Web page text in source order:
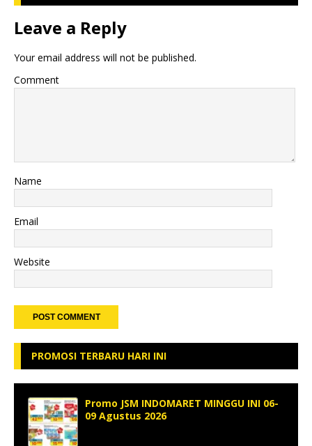
Leave a Reply
Your email address will not be published.
Comment
Name
Email
Website
PROMOSI TERBARU HARI INI
Promo JSM INDOMARET MINGGU INI 06-
09 Agustus 2026